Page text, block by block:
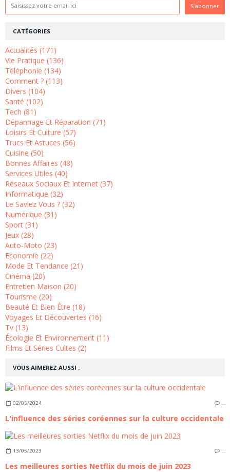
VOUS AIMEREZ AUSSI :
02/05/2024 …
L'influence des séries coréennes sur la culture occidentale
13/05/2023 …
Les meilleures sorties Netflix du mois de juin 2023
CATÉGORIES
Actualités (171)
Vie Pratique (136)
Téléphonie (134)
Comment ? (113)
Divers (104)
Santé (102)
Tech (81)
Dépannage Et Réparation (71)
Loisirs Et Culture (57)
Trucs Et Astuces (56)
Cuisine (50)
Bonnes Affaires (48)
Services Utiles (40)
Réseaux Sociaux Et Internet (37)
Informatique (32)
Le Saviez Vous ? (32)
Numérique (31)
Sport (31)
Jeux (28)
Auto-Moto (23)
Economie (22)
Mode Et Tendance (21)
Cinéma (20)
Entretien Maison (20)
Tourisme (20)
Beauté Et Bien Être (18)
Voyages Et Découvertes (16)
Tv (13)
Écologie Et Environnement (11)
Films Et Séries Cultes (2)